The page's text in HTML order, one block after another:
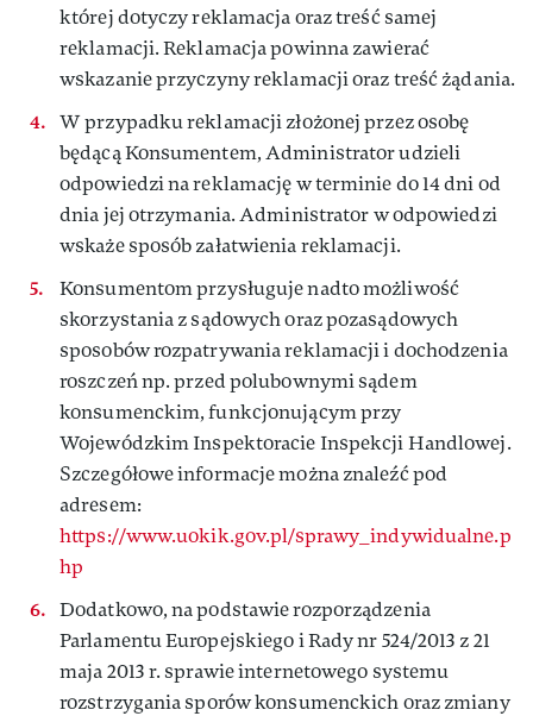
której dotyczy reklamacja oraz treść samej
reklamacji. Reklamacja powinna zawierać
wskazanie przyczyny reklamacji oraz treść żądania.
W przypadku reklamacji złożonej przez osobę
będącą Konsumentem, Administrator udzieli
odpowiedzi na reklamację w terminie do 14 dni od
dnia jej otrzymania. Administrator w odpowiedzi
wskaże sposób załatwienia reklamacji.
Konsumentom przysługuje nadto możliwość
skorzystania z sądowych oraz pozasądowych
sposobów rozpatrywania reklamacji i dochodzenia
roszczeń np. przed polubownymi sądem
konsumenckim, funkcjonującym przy
Wojewódzkim Inspektoracie Inspekcji Handlowej.
Szczegółowe informacje można znaleźć pod
adresem:
https://www.uokik.gov.pl/sprawy_indywidualne.p
hp
Dodatkowo, na podstawie rozporządzenia
Parlamentu Europejskiego i Rady nr 524/2013 z 21
maja 2013 r. sprawie internetowego systemu
rozstrzygania sporów konsumenckich oraz zmiany